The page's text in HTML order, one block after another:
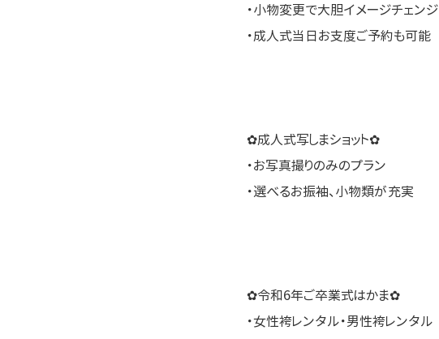
・小物変更で大胆イメージチェンジ
・成人式当日お支度ご予約も可能
✿成人式写しまショット✿
・お写真撮りのみのプラン
・選べるお振袖、小物類が充実
✿令和6年ご卒業式はかま✿
・女性袴レンタル・男性袴レンタル